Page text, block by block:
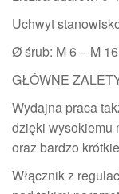
Uchwyt
Ø śrub: M 6 – M 16
GŁÓWNE
Wydajna praca
dzięki wysokiemu
oraz bardzo
Włącznik z